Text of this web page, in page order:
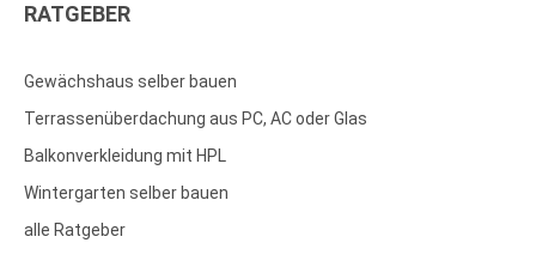
RATGEBER
Gewächshaus selber bauen
Terrassenüberdachung aus PC, AC oder Glas
Balkonverkleidung mit HPL
Wintergarten selber bauen
alle Ratgeber